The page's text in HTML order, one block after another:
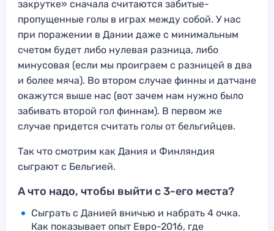
закрутке» сначала считаются забитые-
пропущенные голы в играх между собой. У нас
при поражении в Дании даже с минимальным
счетом будет либо нулевая разница, либо
минусовая (если мы проиграем с разницей в два
и более мяча). Во втором случае финны и датчане
окажутся выше нас (вот зачем нам нужно было
забивать второй гол финнам). В первом же
случае придется считать голы от бельгийцев.
Так что смотрим как Дания и Финляндия
сыграют с Бельгией.
А что надо, чтобы выйти с 3-его места?
Сыграть с Данией вничью и набрать 4 очка.
Как показывает опыт Евро-2016, где